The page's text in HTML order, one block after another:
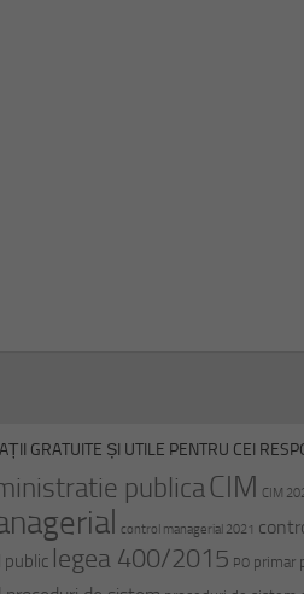
GRATUITE ȘI UTILE PENTRU CEI
publicaCIM CIM
control managerial 2021
legea 400/2015 PO primar